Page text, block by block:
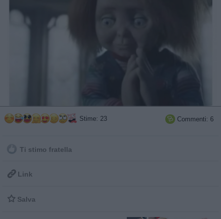
Stime: 23  Commenti: 6
Ti stimo fratella
 Link
 Salva